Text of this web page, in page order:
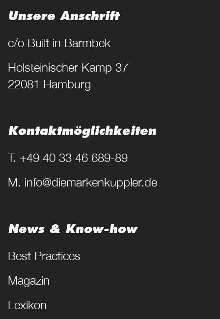
Unsere Anschrift
c/o Built in Barmbek
Holsteinischer Kamp 37
22081 Hamburg
Kontakt­möglichkeiten
T. +49 40 33 46 689-89
M. info@diemarkenkuppler.de
News & Know-how
Best Practices
Magazin
Lexikon